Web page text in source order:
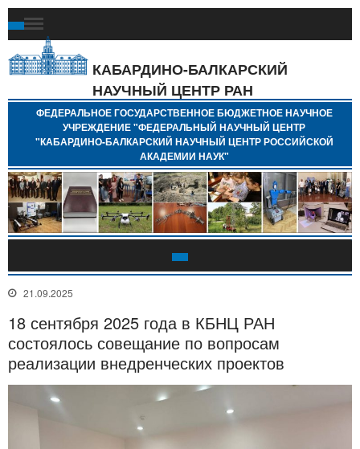
КАБАРДИНО-БАЛКАРСКИЙ
НАУЧНЫЙ ЦЕНТР РАН
ФЕДЕРАЛЬНОЕ ГОСУДАРСТВЕННОЕ БЮДЖЕТНОЕ НАУЧНОЕ
УЧРЕЖДЕНИЕ "ФЕДЕРАЛЬНЫЙ НАУЧНЫЙ ЦЕНТР
"КАБАРДИНО-БАЛКАРСКИЙ НАУЧНЫЙ ЦЕНТР РОССИЙСКОЙ
АКАДЕМИИ НАУК"
21.09.2025
18 сентября 2025 года в КБНЦ РАН
состоялось совещание по вопросам
реализации внедренческих проектов